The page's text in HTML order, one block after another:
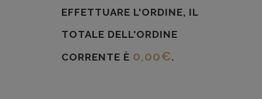
EFFETTUARE L'ORDINE, IL
TOTALE DELL'ORDINE
CORRENTE È 0,00€.